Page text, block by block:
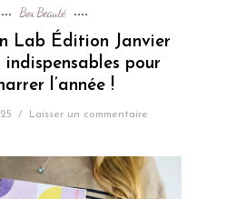
Box Beauté
Lab Édition Janvier
indispensables pour
l’année !
/ Laisser un commentaire